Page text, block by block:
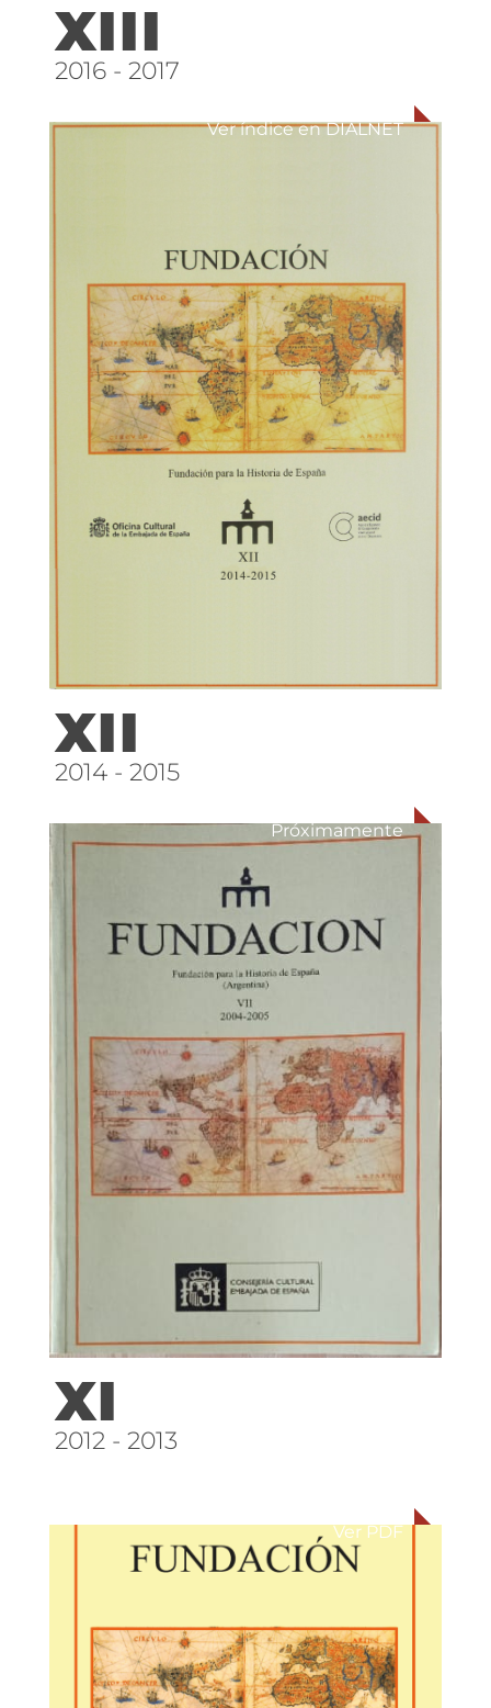
XIII
2016 - 2017
Ver índice en DIALNET
XII
2014 - 2015
Próximamente
XI
2012 - 2013
Ver PDF